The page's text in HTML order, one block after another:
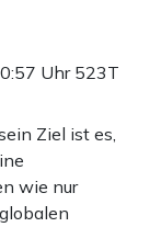
Uhr 523T
Ziel ist es,
wie nur